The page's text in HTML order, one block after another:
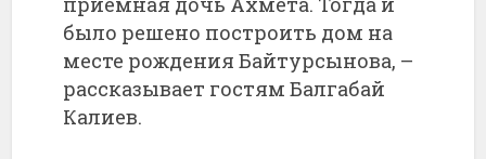
было решено построить дом на
месте рождения Байтурсынова, –
рассказывает гостям Балгабай
Калиев.